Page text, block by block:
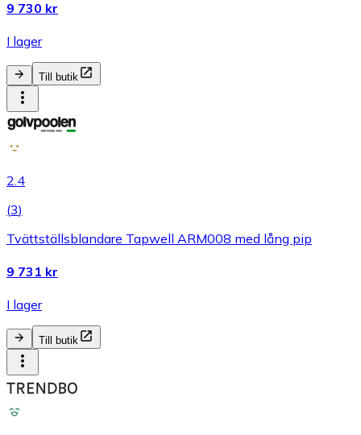
9 730 kr
I lager
Till butik
2.4
(3)
Tvättställsblandare Tapwell ARM008 med lång pip
9 731 kr
I lager
Till butik